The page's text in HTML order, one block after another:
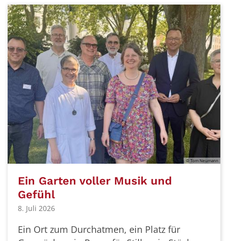
© Tom Neumann
Ein Garten voller Musik und
Gefühl
8. Juli 2026
Ein Ort zum Durchatmen, ein Platz für